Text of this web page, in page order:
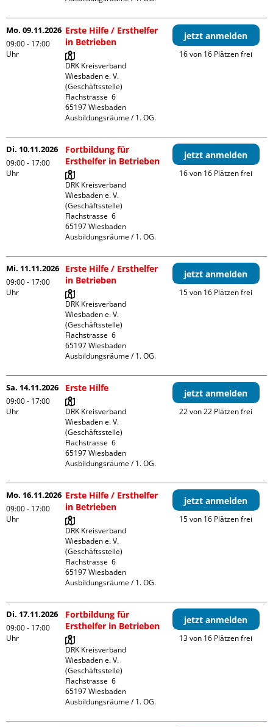
Mo. 09.11.2026
09:00 - 17:00
Uhr
Erste Hilfe / Ersthelfer
in Betrieben
DRK Kreisverband
Wiesbaden e. V.
(Geschäftsstelle)
Flachstrasse  6
65197 Wiesbaden
Ausbildungsräume / 1. OG.
jetzt anmelden
16 von 16 Plätzen frei
Di. 10.11.2026
09:00 - 17:00
Uhr
Fortbildung für
Ersthelfer in Betrieben
DRK Kreisverband
Wiesbaden e. V.
(Geschäftsstelle)
Flachstrasse  6
65197 Wiesbaden
Ausbildungsräume / 1. OG.
jetzt anmelden
16 von 16 Plätzen frei
Mi. 11.11.2026
09:00 - 17:00
Uhr
Erste Hilfe / Ersthelfer
in Betrieben
DRK Kreisverband
Wiesbaden e. V.
(Geschäftsstelle)
Flachstrasse  6
65197 Wiesbaden
Ausbildungsräume / 1. OG.
jetzt anmelden
15 von 16 Plätzen frei
Sa. 14.11.2026
09:00 - 17:00
Uhr
Erste Hilfe
DRK Kreisverband
Wiesbaden e. V.
(Geschäftsstelle)
Flachstrasse  6
65197 Wiesbaden
Ausbildungsräume / 1. OG.
jetzt anmelden
22 von 22 Plätzen frei
Mo. 16.11.2026
09:00 - 17:00
Uhr
Erste Hilfe / Ersthelfer
in Betrieben
DRK Kreisverband
Wiesbaden e. V.
(Geschäftsstelle)
Flachstrasse  6
65197 Wiesbaden
Ausbildungsräume / 1. OG.
jetzt anmelden
15 von 16 Plätzen frei
Di. 17.11.2026
09:00 - 17:00
Uhr
Fortbildung für
Ersthelfer in Betrieben
DRK Kreisverband
Wiesbaden e. V.
(Geschäftsstelle)
Flachstrasse  6
65197 Wiesbaden
Ausbildungsräume / 1. OG.
jetzt anmelden
13 von 16 Plätzen frei